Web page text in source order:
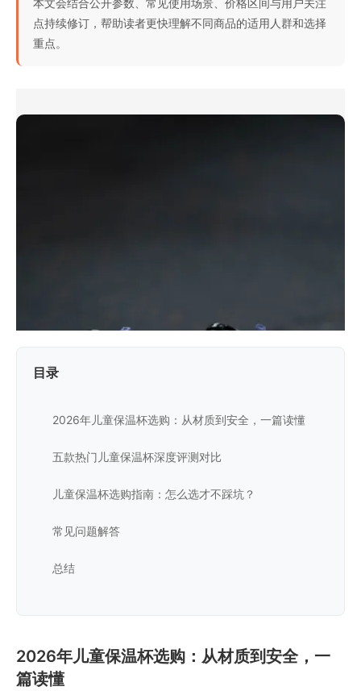
本文会结合公开参数、常见使用场景、价格区间与用户关注
点持续修订，帮助读者更快理解不同商品的适用人群和选择
重点。
目录
2026年儿童保温杯选购：从材质到安全，一篇读懂
五款热门儿童保温杯深度评测对比
儿童保温杯选购指南：怎么选才不踩坑？
常见问题解答
总结
2026年儿童保温杯选购：从材质到安全，一
篇读懂